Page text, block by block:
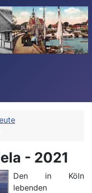
- 2021
Den in Köln
lebenden